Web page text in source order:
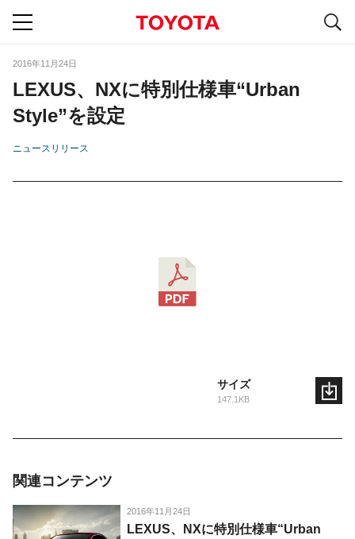
2016年11月24日
LEXUS、NXに特別仕様車“Urban
Style”を設定
ニュースリリース
サイズ
147.1KB
関連コンテンツ
2016年11月24日
LEXUS、NXに特別仕様車“Urban